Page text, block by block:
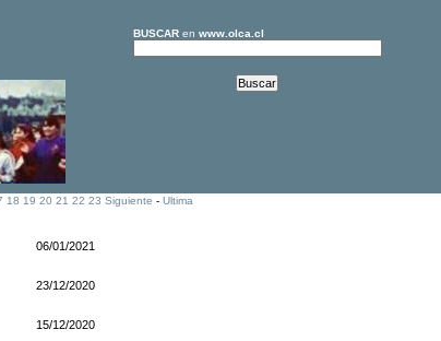
BUSCARen www.olca.cl
18 19 20 21 22 23 Siguiente - Ultima
06/01/2021
23/12/2020
15/12/2020